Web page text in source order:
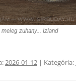
meleg zuhany... Izland
2026-01-12 | Kategória: